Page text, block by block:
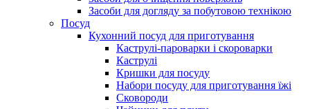
Засоби для догляду за побутовою технікою
Посуд
Кухонний посуд для приготування
Каструлі-пароварки і скороварки
Каструлі
Кришки для посуду
Набори посуду для приготування їжі
Сковороди